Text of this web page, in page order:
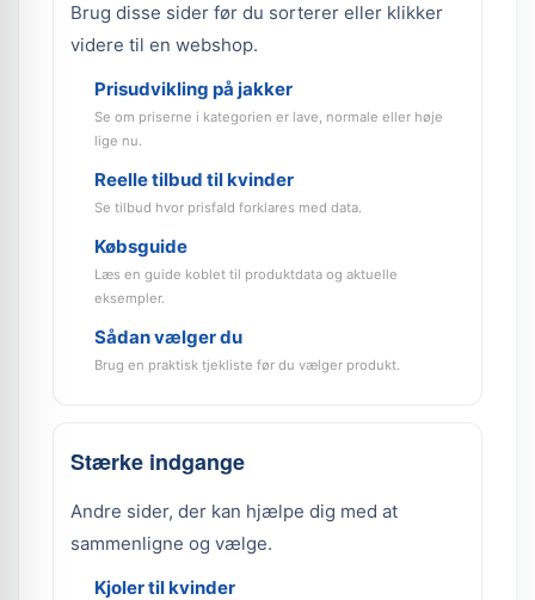
Brug disse sider før du sorterer eller klikker
videre til en webshop.
Prisudvikling på jakker
Se om priserne i kategorien er lave, normale eller høje
lige nu.
Reelle tilbud til kvinder
Se tilbud hvor prisfald forklares med data.
Købsguide
Læs en guide koblet til produktdata og aktuelle
eksempler.
Sådan vælger du
Brug en praktisk tjekliste før du vælger produkt.
Stærke indgange
Andre sider, der kan hjælpe dig med at
sammenligne og vælge.
Kjoler til kvinder